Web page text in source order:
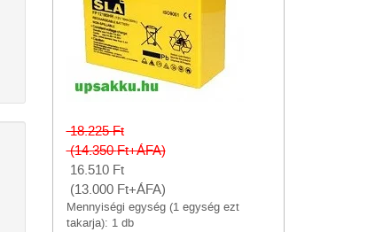
18.225Ft
(14.350Ft+ÁFA)
16.510 Ft
(13.000 Ft+ÁFA)
Mennyiségi egység (1 egység ezt
takarja): 1 db